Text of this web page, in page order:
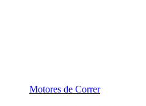
Motores de Correr